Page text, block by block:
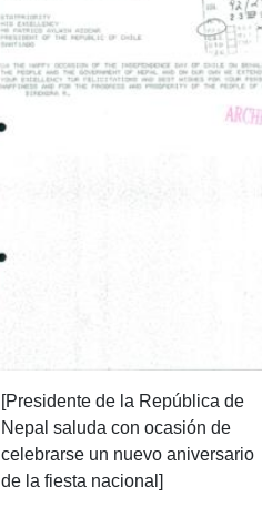
[Presidente de la República de
Nepal saluda con ocasión de
celebrarse un nuevo aniversario
de la fiesta nacional]